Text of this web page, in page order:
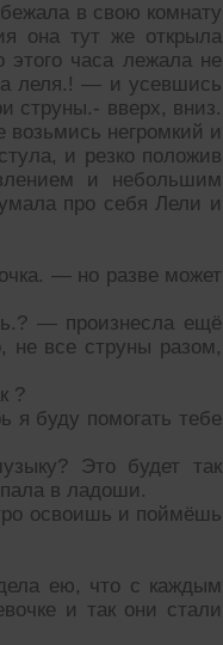
в свою комнату
она тут же открыла
часа лежала не
леля.! — и усевшись
струны.- вверх, вниз.
негромкий и
и резко положив
и небольшим
про себя Лели и
— но разве может
— произнесла ещё
не все струны разом,
?
я буду помогать тебе
Это будет так
в ладоши.
освоишь и поймёшь
ею, что с каждым
и так они стали